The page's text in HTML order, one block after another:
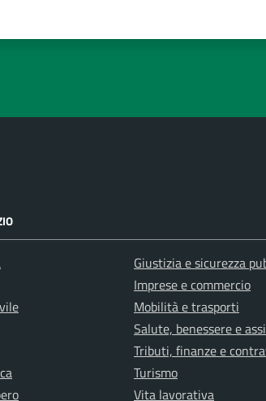
Giustizia e sicurezza
Imprese e commercio
Mobilità e trasporti
Salute, benessere e
Tributi, finanze e
Turismo
Vita lavorativa